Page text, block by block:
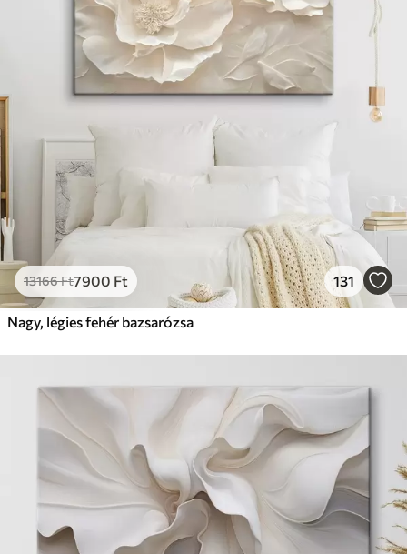
13166Ft7900 Ft 131
Nagy, légies fehér bazsarózsa